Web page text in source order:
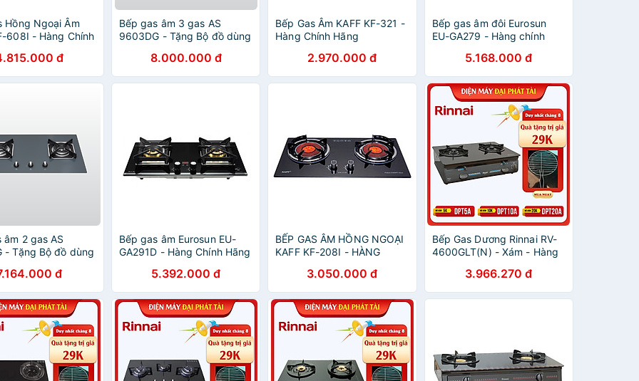
Hồng Ngoại Âm
608I - Hàng Chính
đ
Bếp gas âm 3 gas AS
9603DG - Tặng Bộ đồ dùng
+ Khay úp chén dĩa MDD-
14028 - Hàng chính hãng
8.000.000 đ
Bếp Gas Âm KAFF KF-321 -
Hàng Chính Hãng
2.970.000 đ
Bếp gas âm đôi Eurosun
EU-GA279 - Hàng chính
5.168.000 đ
âm 2 gas AS
- Tặng Bộ đồ dùng
chén dĩa MDD-
chính hãng
đ
Bếp gas âm Eurosun EU-
GA291D - Hàng Chính Hãng
5.392.000 đ
BẾP GAS ÂM HỒNG NGOẠI
KAFF KF-208I - HÀNG
3.050.000 đ
Bếp Gas Dương Rinnai RV-
4600GLT(N) - Xám - Hàng
3.966.270 đ